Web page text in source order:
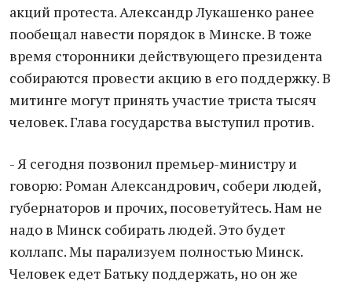
акций протеста. Александр Лукашенко ранее
пообещал навести порядок в Минске. В тоже
время сторонники действующего президента
собираются провести акцию в его поддержку. В
митинге могут принять участие триста тысяч
человек. Глава государства выступил против.
- Я сегодня позвонил премьер-министру и
говорю: Роман Александрович, собери людей,
губернаторов и прочих, посоветуйтесь. Нам не
надо в Минск собирать людей. Это будет
коллапс. Мы парализуем полностью Минск.
Человек едет Батьку поддержать, но он же